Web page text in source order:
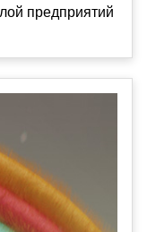
предприятий